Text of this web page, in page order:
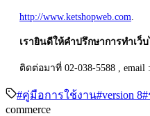
http://www.ketshopweb.com
เรายินดีให้คำปรึกษาการทำเว็
ติดต่อมาที่ 02-038-5588 , email :
#คู่มือการใช้งาน#version 8#
commerce